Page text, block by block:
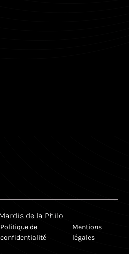
de la Philo
Politique de
confidentialité
Mentions
légales